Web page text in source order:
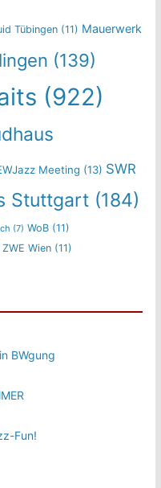
Tübingen(11) Mauerwerk
(139)
(922)
Meeting (13) SWR
Stuttgart(184)
(7) WoB(11)
ZWE Wien(11)